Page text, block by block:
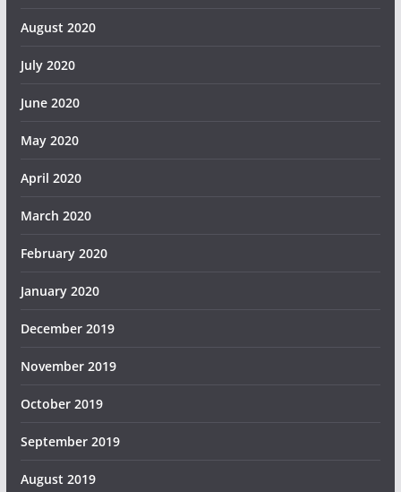
August 2020
July 2020
June 2020
May 2020
April 2020
March 2020
February 2020
January 2020
December 2019
November 2019
October 2019
September 2019
August 2019